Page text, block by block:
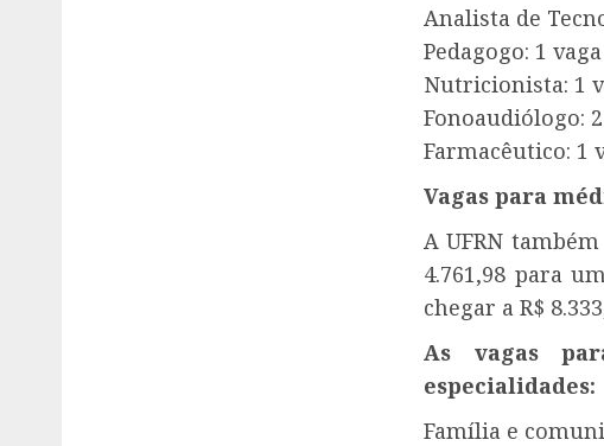
Analista de
Pedagogo: 1 vaga
Nutricionista: 1
Fonoaudiólogo:
Farmacêutico: 1
Vagas para
A UFRN
4.761,98 para
chegar a R$
As vagas
especialidades:
Família e